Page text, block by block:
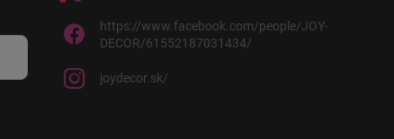
https://www.facebook.com/people/JOY-
DECOR/61552187031434/
joydecor.sk/